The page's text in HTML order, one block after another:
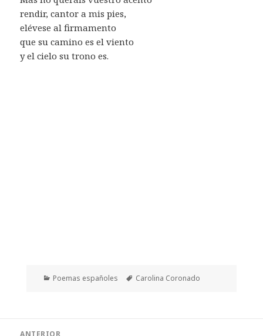
rendir, cantor a mis pies,
elévese al firmamento
que su camino es el viento
y el cielo su trono es.
Categorías
Poemas españoles Etiquetas
Carolina Coronado
ANTERIOR